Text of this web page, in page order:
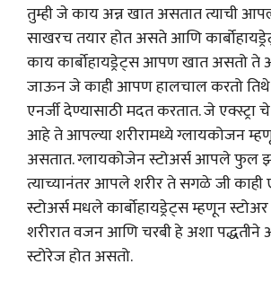
तुम्ही जे काय अन्न खात असतात त्याची
साखरच तयार होत असते आणि
काय कार्बोहायड्रेट्स आपण खात असतो ते
जाऊन जे काही आपण हालचाल करतो
एनर्जी देण्यासाठी मदत करतात. जे एक्स्ट्रा चे
आहे ते आपल्या शरीरामध्ये ग्लायकोजन
असतात. ग्लायकोजेन स्टोअर्स आपले फुल
त्याच्यानंतर आपले शरीर ते सगळे जी काही
स्टोअर्स मधले कार्बोहायड्रेट्स म्हणून
शरीरात वजन आणि चरबी हे अशा पद्धतीने
स्टोरेज होत असतो.